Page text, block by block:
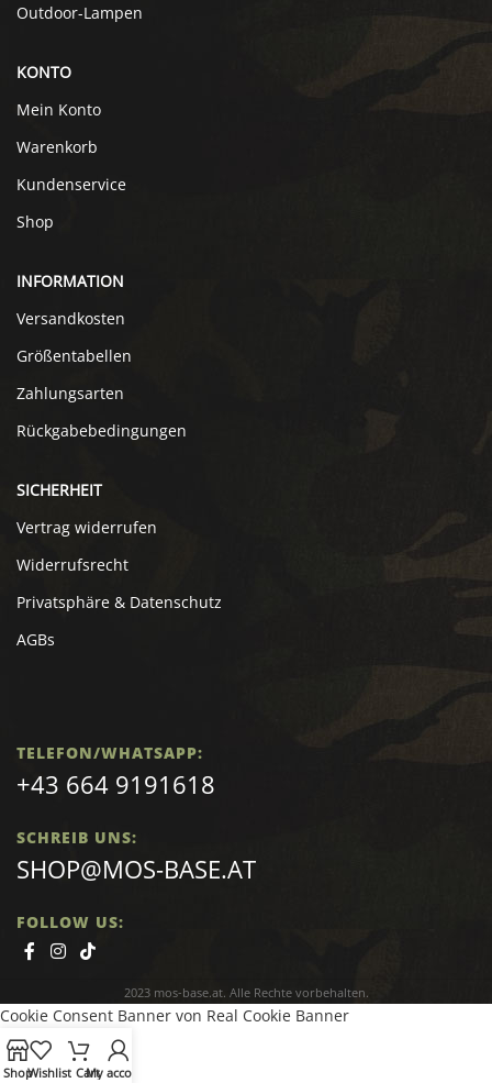
Outdoor-Lampen
KONTO
Mein Konto
Warenkorb
Kundenservice
Shop
INFORMATION
Versandkosten
Größentabellen
Zahlungsarten
Rückgabebedingungen
SICHERHEIT
Vertrag widerrufen
Widerrufsrecht
Privatsphäre & Datenschutz
AGBs
TELEFON/WHATSAPP:
+43 664 9191618
SCHREIB UNS:
SHOP@MOS-BASE.AT
FOLLOW US:
2023 mos-base.at. Alle Rechte vorbehalten.
ShopWishlist CartMy account
Cookie Consent Banner von Real Cookie Banner